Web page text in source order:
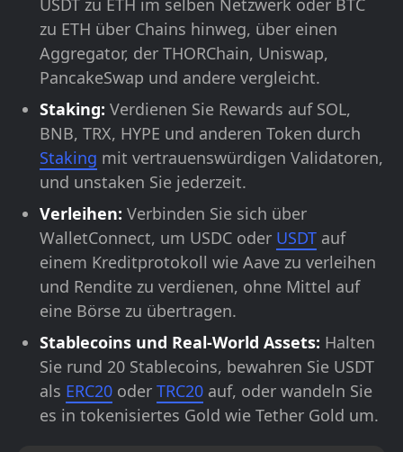
USDT zu ETH im selben Netzwerk oder BTC
zu ETH über Chains hinweg, über einen
Aggregator, der THORChain, Uniswap,
PancakeSwap und andere vergleicht.
Staking: Verdienen Sie Rewards auf SOL,
BNB, TRX, HYPE und anderen Token durch
Staking mit vertrauenswürdigen Validatoren,
und unstaken Sie jederzeit.
Verleihen: Verbinden Sie sich über
WalletConnect, um USDC oder USDT auf
einem Kreditprotokoll wie Aave zu verleihen
und Rendite zu verdienen, ohne Mittel auf
eine Börse zu übertragen.
Stablecoins und Real-World Assets: Halten
Sie rund 20 Stablecoins, bewahren Sie USDT
als ERC20 oder TRC20 auf, oder wandeln Sie
es in tokenisiertes Gold wie Tether Gold um.